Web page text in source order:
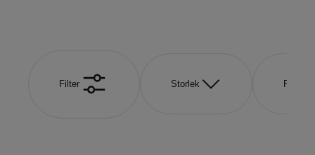
Filter Storlek Färg